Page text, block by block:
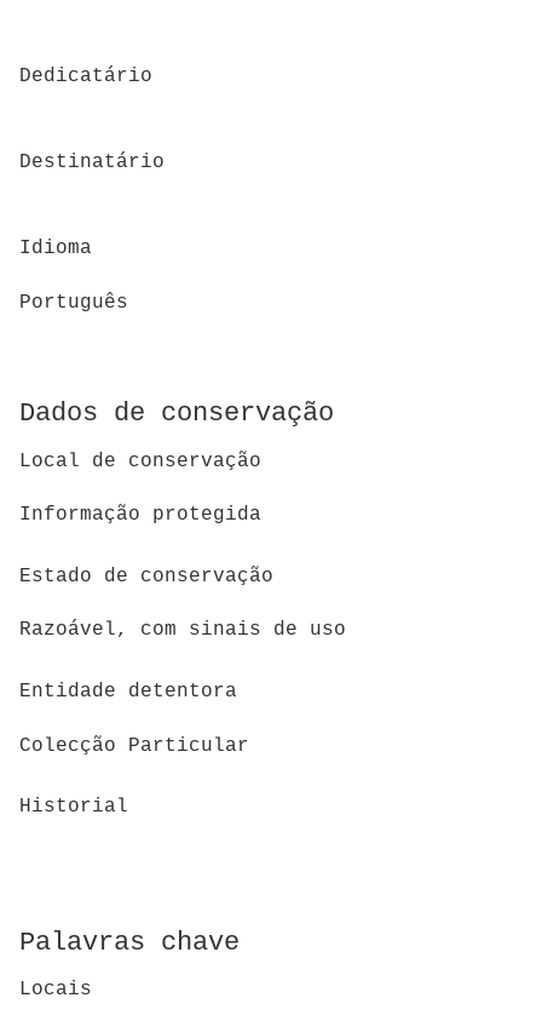
Dedicatário
Destinatário
Idioma
Português
Dados de conservação
Local de conservação
Informação protegida
Estado de conservação
Razoável, com sinais de uso
Entidade detentora
Colecção Particular
Historial
Palavras chave
Locais